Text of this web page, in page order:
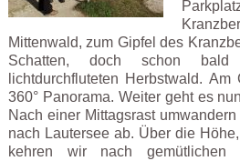
Mittenwald, zum Gipfel des
Schatten, doch schon
lichtdurchfluteten Herbstwald.
360° Panorama. Weiter geht es
Nach einer Mittagsrast
nach Lautersee ab. Über die
kehren wir nach gemütlichen